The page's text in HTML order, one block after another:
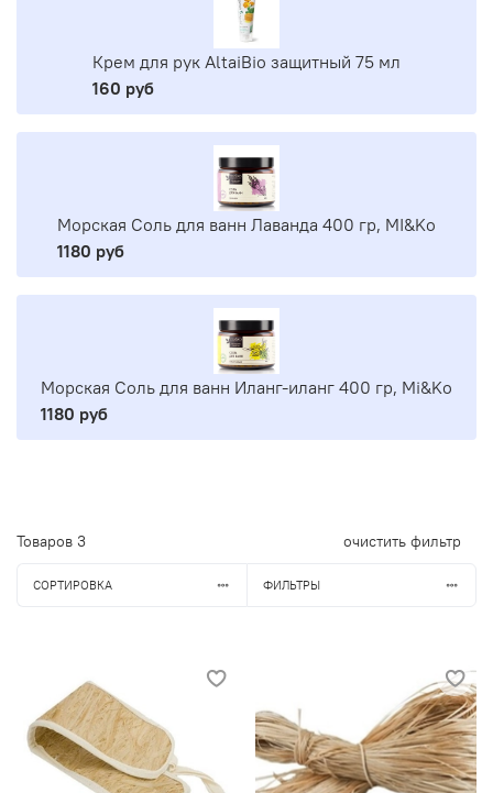
Товаров 3 очистить фильтр
СОРТИРОВКА ФИЛЬТРЫ
Крем для рук AltaiBio защитный 75 мл
160 руб
Морская Соль для ванн Лаванда 400 гр, MI&Ko
1180 руб
Морская Соль для ванн Иланг-иланг 400 гр, Mi&Ko
1180 руб